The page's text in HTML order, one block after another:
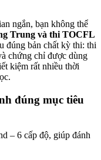
ngắn, bạn không thể
Trung và thi TOCFL
đúng bản chất kỳ thi: thi
chứng chỉ được dùng
kiệm rất nhiều thời
đúng mục tiêu
– 6 cấp độ, giúp đánh